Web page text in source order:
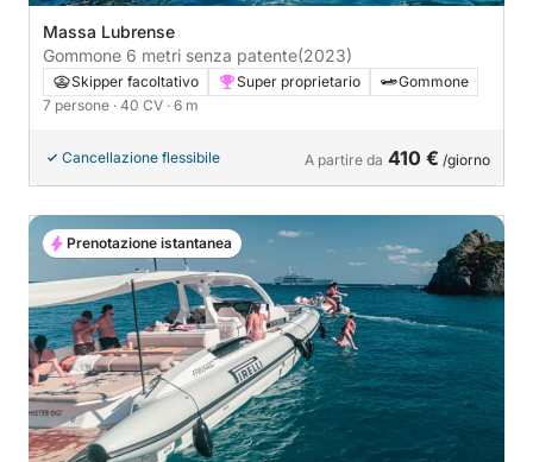
Massa Lubrense
Gommone 6 metri senza patente(2023)
Skipper facoltativo Super proprietario
Gommone
7 persone · 40 CV · 6 m
Cancellazione flessibile A partire da 410 € /giorno
Prenotazione istantanea